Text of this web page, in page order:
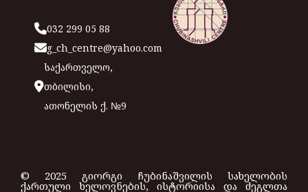
032 299 05 88
g_ch_centre@yahoo.com
საქართველო,
თბილისი,
ათონელის ქ. №9
© 2025 გიორგი ჩუბინაშვილის სახელობის
ქართული ხელოვნების, ისტორიისა და ძეგლთა